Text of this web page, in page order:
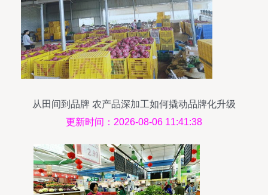
从田间到品牌 农产品深加工如何撬动品牌化升级
更新时间：2026-08-06 11:41:38